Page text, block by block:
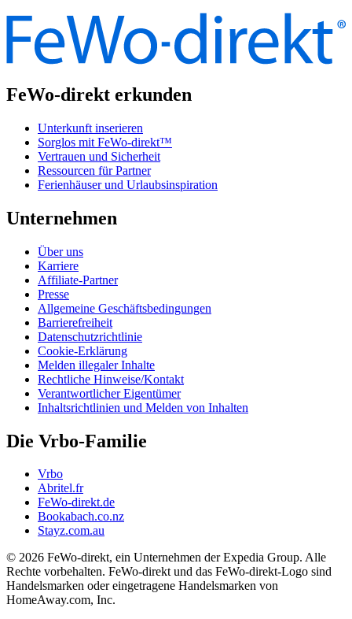
FeWo-direkt erkunden
Unterkunft inserieren
Sorglos mit FeWo-direkt™
Vertrauen und Sicherheit
Ressourcen für Partner
Ferienhäuser und Urlaubsinspiration
Unternehmen
Über uns
Karriere
Affiliate-Partner
Presse
Allgemeine Geschäftsbedingungen
Barrierefreiheit
Datenschutzrichtlinie
Cookie-Erklärung
Melden illegaler Inhalte
Rechtliche Hinweise/Kontakt
Verantwortlicher Eigentümer
Inhaltsrichtlinien und Melden von Inhalten
Die Vrbo-Familie
Vrbo
Abritel.fr
FeWo-direkt.de
Bookabach.co.nz
Stayz.com.au
© 2026 FeWo-direkt, ein Unternehmen der Expedia Group. Alle
Rechte vorbehalten. FeWo-direkt und das FeWo-direkt-Logo sind
Handelsmarken oder eingetragene Handelsmarken von
HomeAway.com, Inc.